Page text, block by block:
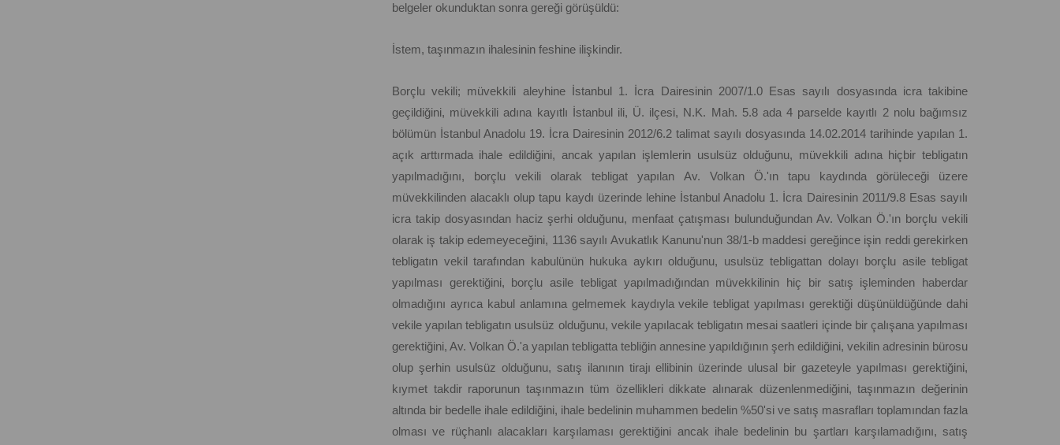
belgeler okunduktan sonra gereği görüşüldü:
İstem, taşınmazın ihalesinin feshine ilişkindir.
Borçlu vekili; müvekkili aleyhine İstanbul 1. İcra Dairesinin 2007/1.0 Esas sayılı dosyasında icra takibine
geçildiğini, müvekkili adına kayıtlı İstanbul ili, Ü. ilçesi, N.K. Mah. 5.8 ada 4 parselde kayıtlı 2 nolu bağımsız
bölümün İstanbul Anadolu 19. İcra Dairesinin 2012/6.2 talimat sayılı dosyasında 14.02.2014 tarihinde yapılan 1.
açık arttırmada ihale edildiğini, ancak yapılan işlemlerin usulsüz olduğunu, müvekkili adına hiçbir tebligatın
yapılmadığını, borçlu vekili olarak tebligat yapılan Av. Volkan Ö.'ın tapu kaydında görüleceği üzere
müvekkilinden alacaklı olup tapu kaydı üzerinde lehine İstanbul Anadolu 1. İcra Dairesinin 2011/9.8 Esas sayılı
icra takip dosyasından haciz şerhi olduğunu, menfaat çatışması bulunduğundan Av. Volkan Ö.'ın borçlu vekili
olarak iş takip edemeyeceğini, 1136 sayılı Avukatlık Kanunu'nun 38/1-b maddesi gereğince işin reddi gerekirken
tebligatın vekil tarafından kabulünün hukuka aykırı olduğunu, usulsüz tebligattan dolayı borçlu asile tebligat
yapılması gerektiğini, borçlu asile tebligat yapılmadığından müvekkilinin hiç bir satış işleminden haberdar
olmadığını ayrıca kabul anlamına gelmemek kaydıyla vekile tebligat yapılması gerektiği düşünüldüğünde dahi
vekile yapılan tebligatın usulsüz olduğunu, vekile yapılacak tebligatın mesai saatleri içinde bir çalışana yapılması
gerektiğini, Av. Volkan Ö.'a yapılan tebligatta tebliğin annesine yapıldığının şerh edildiğini, vekilin adresinin bürosu
olup şerhin usulsüz olduğunu, satış ilanının tirajı ellibinin üzerinde ulusal bir gazeteyle yapılması gerektiğini,
kıymet takdir raporunun taşınmazın tüm özellikleri dikkate alınarak düzenlenmediğini, taşınmazın değerinin
altında bir bedelle ihale edildiğini, ihale bedelinin muhammen bedelin %50'si ve satış masrafları toplamından fazla
olması ve rüçhanlı alacakları karşılaması gerektiğini ancak ihale bedelinin bu şartları karşılamadığını, satış